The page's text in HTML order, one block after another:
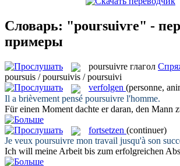
Словарь: "poursuivre" -
примеры
poursuivre глагол
poursuis / poursuivis / poursuivi
verfolgen (personne,
Il a brièvement pensé poursuivre l'homme.
Für einen Moment dachte er daran, den Mann
fortsetzen (continuer)
Je veux poursuivre mon travail jusqu'à son
Ich will meine Arbeit bis zum erfolgreichen